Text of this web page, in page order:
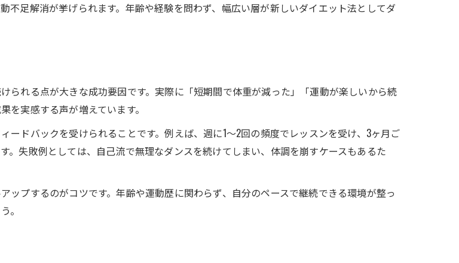
ムのサポートでダンスが習慣化できる理由
止に役立つパーソナルジムのダンス活用
ム利用者が語るダンス継続の秘訣
不足解消が挙げられます。年齢や経験を問わず、幅広い層が新しいダイエット法としてダ
られる点が大きな成功要因です。実際に「短期間で体重が減った」「運動が楽しいから続
を実感する声が増えています。
ドバックを受けられることです。例えば、週に1～2回の頻度でレッスンを受け、3ヶ月ご
。失敗例としては、自己流で無理なダンスを続けてしまい、体調を崩すケースもあるた
プするのがコツです。年齢や運動歴に関わらず、自分のペースで継続できる環境が整っ
。